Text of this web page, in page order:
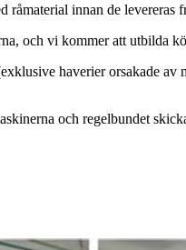
råmaterial innan de levereras
och vi kommer att utbilda
haverier orsakade
och regelbundet